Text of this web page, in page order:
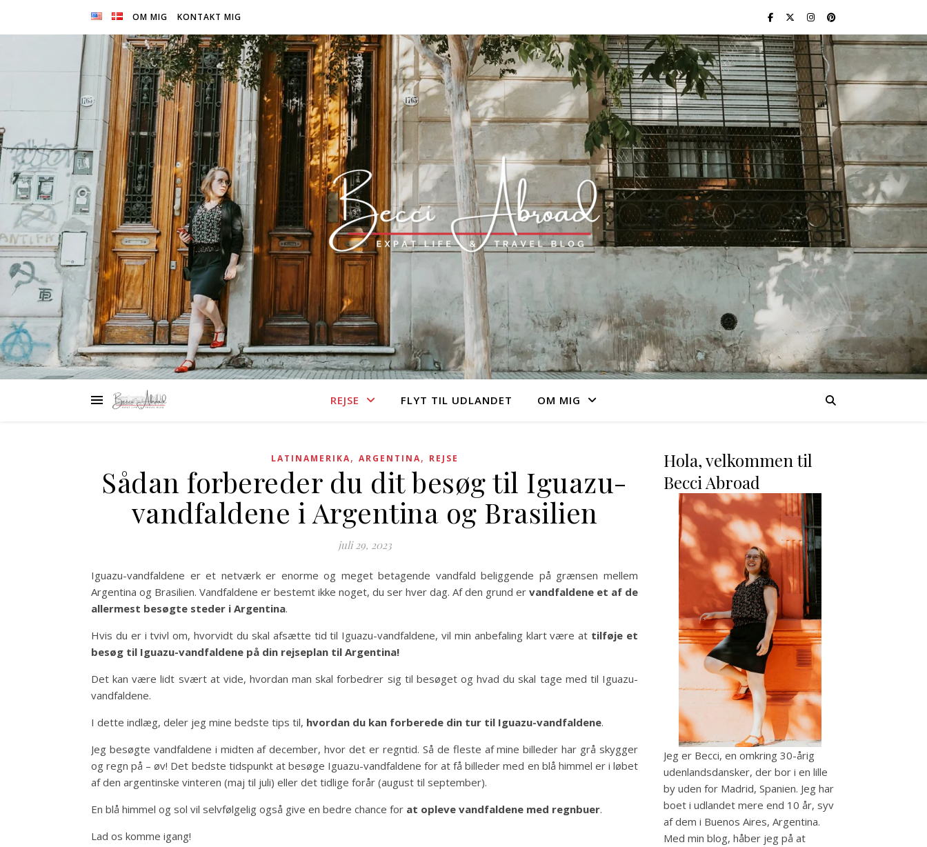
OM MIG KONTAKT MIG
REJSE FLYT TIL UDLANDET OM MIG
LATINAMERIKA, ARGENTINA, REJSE
Sådan forbereder du dit besøg til Iguazu-
vandfaldene i Argentina og Brasilien
juli 29, 2023
Iguazu-vandfaldene er et netværk er enorme og meget betagende vandfald beliggende på grænsen mellem
Argentina og Brasilien. Vandfaldene er bestemt ikke noget, du ser hver dag. Af den grund er vandfaldene et af de
allermest besøgte steder i Argentina.
Hvis du er i tvivl om, hvorvidt du skal afsætte tid til Iguazu-vandfaldene, vil min anbefaling klart være at tilføje et
besøg til Iguazu-vandfaldene på din rejseplan til Argentina!
Det kan være lidt svært at vide, hvordan man skal forbedrer sig til besøget og hvad du skal tage med til Iguazu-
vandfaldene.
I dette indlæg, deler jeg mine bedste tips til, hvordan du kan forberede din tur til Iguazu-vandfaldene.
Jeg besøgte vandfaldene i midten af ​​december, hvor det er regntid. Så de fleste af mine billeder har grå skygger
og regn på – øv! Det bedste tidspunkt at besøge Iguazu-vandfaldene for at få billeder med en blå himmel er i løbet
af den argentinske vinteren (maj til juli) eller det tidlige forår (august til september).
En blå himmel og sol vil selvfølgelig også give en bedre chance for at opleve vandfaldene med regnbuer.
Lad os komme igang!
Hola, velkommen til
Becci Abroad
Jeg er Becci, en omkring 30-årig
udenlandsdansker, der bor i en lille
by uden for Madrid, Spanien. Jeg har
boet i udlandet mere end 10 år, syv
af dem i Buenos Aires, Argentina.
Med min blog, håber jeg på at